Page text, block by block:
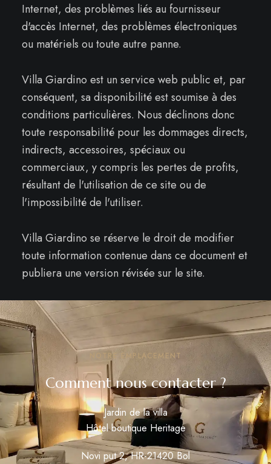
Internet, des problèmes liés au fournisseur
d'accès Internet, des problèmes électroniques
ou matériels ou toute autre panne.
Villa Giardino est un service web public et, par
conséquent, sa disponibilité est soumise à des
conditions particulières. Nous déclinons donc
toute responsabilité pour les dommages directs,
indirects, accessoires, spéciaux ou
commerciaux, y compris les pertes de profits,
résultant de l'utilisation de ce site ou de
l'impossibilité de l'utiliser.
Villa Giardino se réserve le droit de modifier
toute information contenue dans ce document et
publiera une version révisée sur le site.
NOTRE EMPLACEMENT
Comment nous contacter ?
Jardin de la villa
Hôtel boutique Heritage
Novi put 2, HR-21420 Bol